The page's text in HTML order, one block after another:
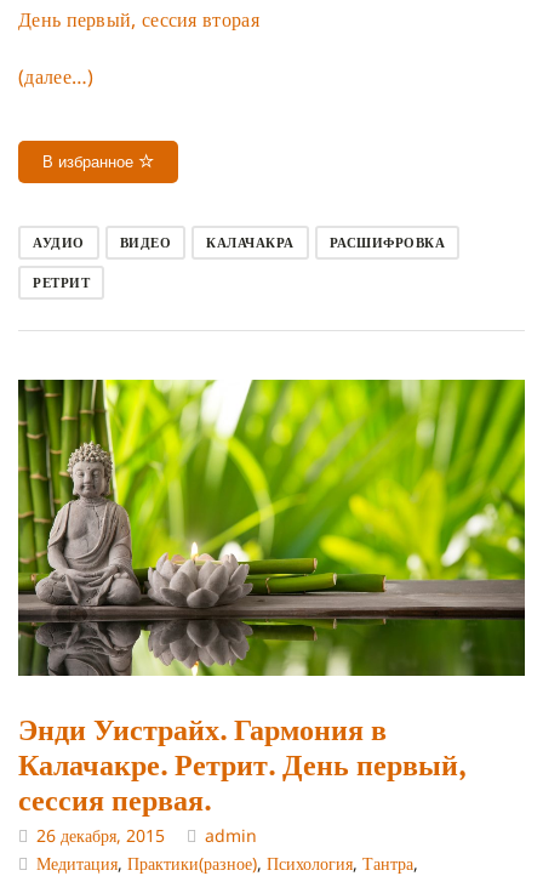
День первый, сессия вторая
(далее…)
В избранное
АУДИО ВИДЕО КАЛАЧАКРА РАСШИФРОВКА
РЕТРИТ
Энди Уистрайх. Гармония в
Калачакре. Ретрит. День первый,
сессия первая.
26 декабря, 2015
admin
Медитация, Практики(разное), Психология, Тантра,